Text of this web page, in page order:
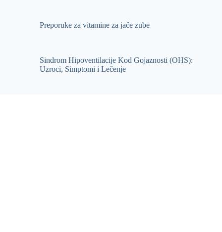
Preporuke za vitamine za jače zube
Sindrom Hipoventilacije Kod Gojaznosti (OHS):
Uzroci, Simptomi i Lečenje